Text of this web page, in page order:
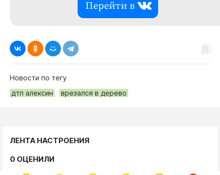
Перейти в
Новости по тегу
дтп алексин
врезался в дерево
ЛЕНТА НАСТРОЕНИЯ
0 ОЦЕНИЛИ